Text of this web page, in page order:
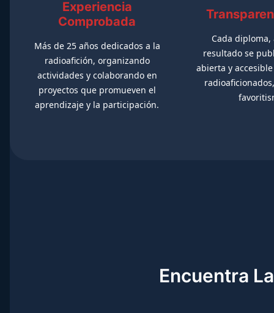
Experiencia
Comprobada
Más de 25 años dedicados a la
radioafición, organizando
actividades y colaborando en
proyectos que promueven el
aprendizaje y la participación.
Cada
resultado se
abierta y
Encuentra